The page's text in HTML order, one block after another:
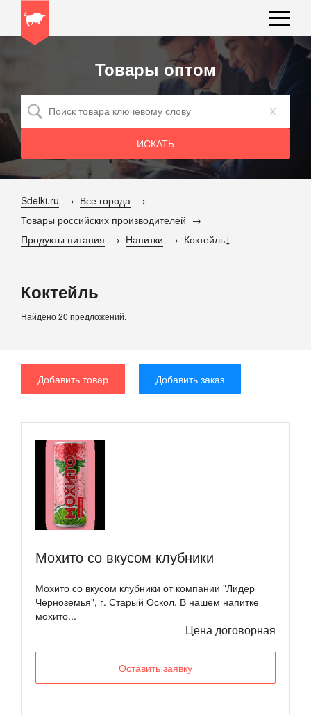
Товары оптом
x
Sdelki.ru
Все города
Товары российских производителей
Продукты питания
Напитки Коктейль
Коктейль
Найдено 20 предложений.
Добавить товар Добавить заказ
Мохито со вкусом клубники
Мохито со вкусом клубники от компании "Лидер
Черноземья", г. Старый Оскол. В нашем напитке
мохито...
Цена договорная
Оставить заявку